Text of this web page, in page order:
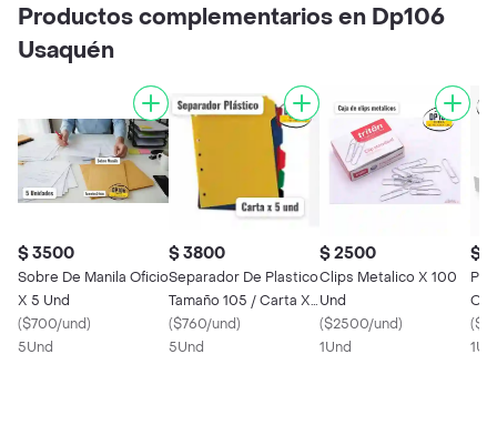
Productos complementarios en Dp106
Usaquén
$ 3500
Sobre De Manila Oficio
X 5 Und
($700/und)
5Und
$ 3800
Separador De Plastico
Tamaño 105 / Carta X
5 Und
($760/und)
5Und
$ 2500
Clips Metalico X 100
Und
($2500/und)
1Und
$
(